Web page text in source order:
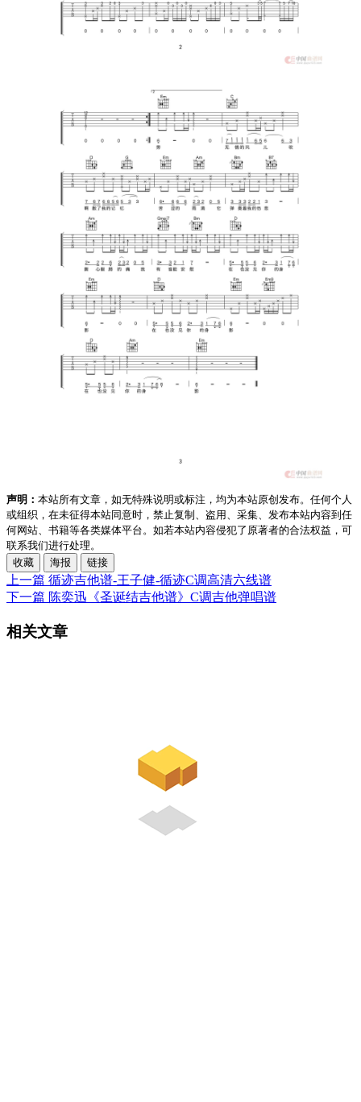
声明： 本站所有文章，如无特殊说明或标注，均为本站原创发布。任何个人
或组织，在未征得本站同意时，禁止复制、盗用、采集、发布本站内容到任
何网站、书籍等各类媒体平台。如若本站内容侵犯了原著者的合法权益，可
联系我们进行处理。
收藏
海报 链接
上一篇 循迹吉他谱-王子健-循迹C调高清六线谱
下一篇 陈奕迅《圣诞结吉他谱》C调吉他弹唱谱
相关文章